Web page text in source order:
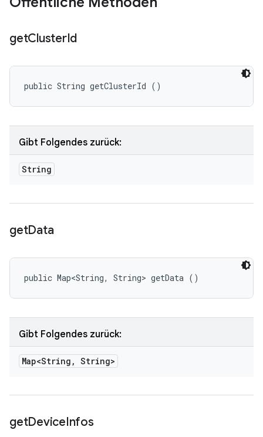
getClusterId
public String getClusterId ()
Gibt Folgendes zurück:
String
getData
public Map<String, String> getData ()
Gibt Folgendes zurück:
Map<String , String>
getDeviceInfos